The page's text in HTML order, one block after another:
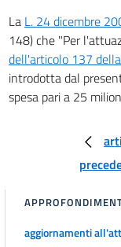
25
26
27
28
DISPOSIZIONI DI
DISPOSIZIONI IN
La L. 24 dicembre
148) che "Per
dell'articolo 137
introdotta dal
spesa pari a 25
aggiornamenti